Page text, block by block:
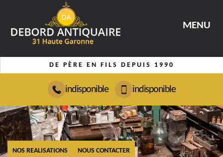
MENU
DE PÈRE EN FILS DEPUIS 1990
indisponible indisponible
NOS REALISATIONS NOUS CONTACTER